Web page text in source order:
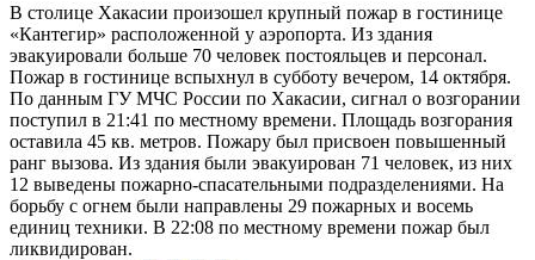
В столице Хакасии произошел крупный пожар в гостинице
«Кантегир» расположенной у аэропорта. Из здания
эвакуировали больше 70 человек постояльцев и персонал.
Пожар в гостинице вспыхнул в субботу вечером, 14 октября.
По данным ГУ МЧС России по Хакасии, сигнал о возгорании
поступил в 21:41 по местному времени. Площадь возгорания
оставила 45 кв. метров. Пожару был присвоен повышенный
ранг вызова. Из здания были эвакуирован 71 человек, из них
12 выведены пожарно-спасательными подразделениями. На
борьбу с огнем были направлены 29 пожарных и восемь
единиц техники. В 22:08 по местному времени пожар был
ликвидирован.